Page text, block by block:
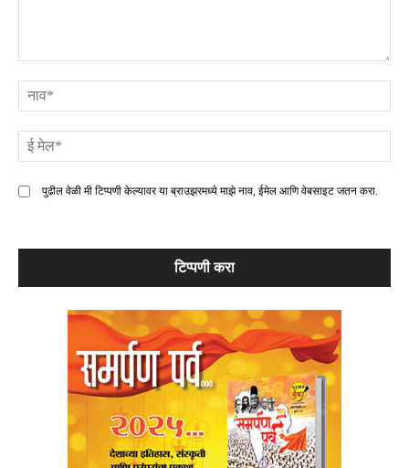
पुढील वेळी मी टिप्पणी केल्यावर या ब्राउझरमध्ये माझे नाव, ईमेल आणि वेबसाइट जतन करा.